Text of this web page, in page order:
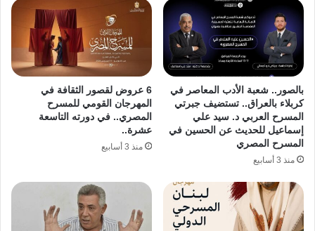
بالصور.. شعبة الأدب المعاصر في
كربلاء بالعراق.. تستضيف جبرتي
المسرح العربي د. سيد علي
إسماعيل للحديث عن الحسين في
المسرح المصري
منذ 3 أسابيع
6 عروض لقصور الثقافة في
المهرجان القومي للمسرح
المصري.. في دورته التاسعة
عشرة..
منذ 3 أسابيع